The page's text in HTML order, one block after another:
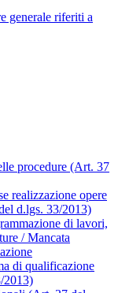
generale riferiti a
procedure (Art. 37
realizzazione opere
d.lgs. 33/2013)
di lavori,
/ Mancata
di qualificazione
2013)